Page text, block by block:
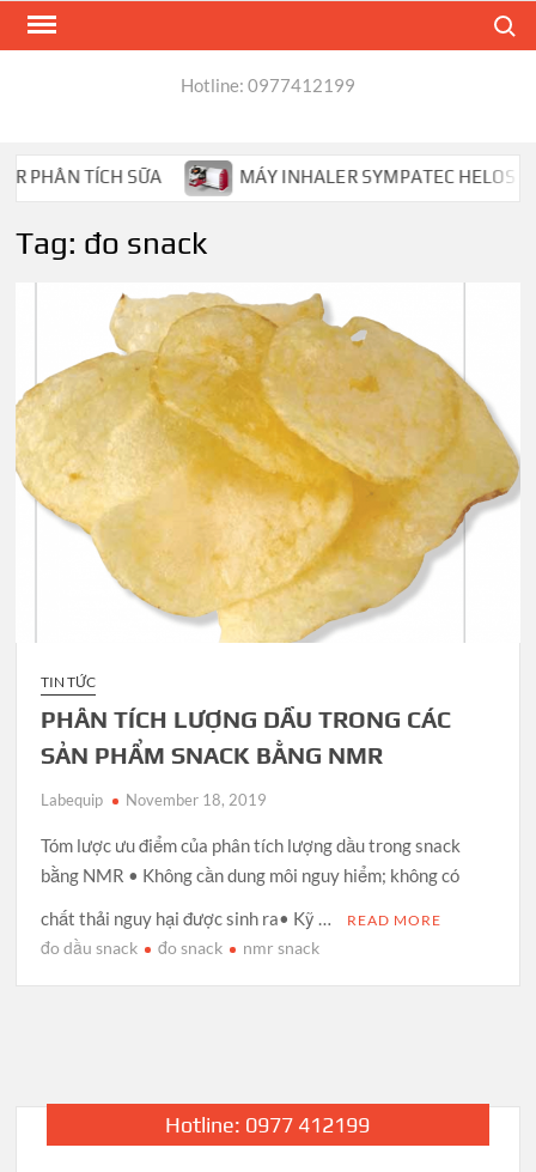
Skip
Hotline: 0977412199
TÍCH SỮA MÁY INHALER SYMPATEC HELOS
Tag: đo snack
TIN TỨC
PHÂN TÍCH LƯỢNG DẦU TRONG CÁC
SẢN PHẨM SNACK BẰNG NMR
Labequip November 18, 2019
Tóm lược ưu điểm của phân tích lượng dầu trong snack
bằng NMR • Không cần dung môi nguy hiểm; không có
chất thải nguy hại được sinh ra• Kỹ …
READ MORE
đo dầu snack đo snack nmr snack
Hotline: 0977 412199